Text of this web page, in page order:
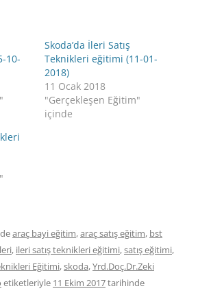
10-
Skoda’da İleri Satış
Teknikleri eğitimi (11-01-
2018)
11 Ocak 2018
"Gerçekleşen Eğitim"
içinde
araç bayi eğitim,araç satış eğitim, bst
, ileri satış teknikleri eğitimi,satış eğitimi,
Eğitimi,skoda,Yrd.Doç.Dr.Zeki
etiketleriyle 11 Ekim 2017tarihinde